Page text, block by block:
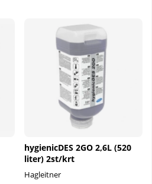
hygienicDES 2GO 2,6L (520
liter) 2st/krt
Hagleitner